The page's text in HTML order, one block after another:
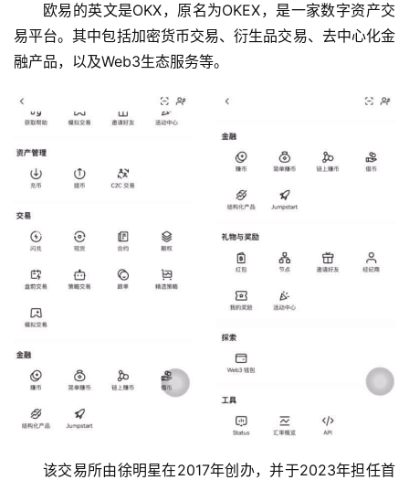
欧易的英文是OKX，原名为OKEX，是一家数字资产交
易平台。其中包括加密货币交易、衍生品交易、去中心化金
融产品，以及Web3生态服务等。
该交易所由徐明星在2017年创办，并于2023年担任首